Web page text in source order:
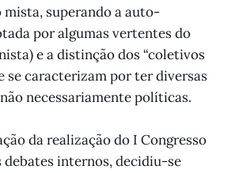
mista, superando a auto-
por algumas vertentes do
e a distinção dos “coletivos
se caracterizam por ter diversas
necessariamente políticas.
da realização do I Congresso
debates internos, decidiu-se